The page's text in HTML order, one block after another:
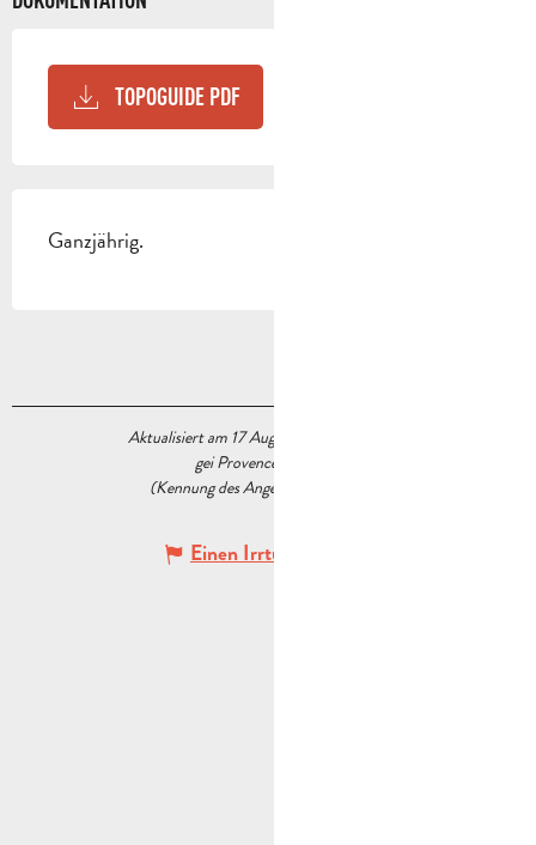
TOPOGUIDE PDF
Ganzjährig.
Aktualisiert am 17 August 2022 Um 09:16
gei Provence Tourisme
(Kennung des Angebots :
Einen Irrtum angeben